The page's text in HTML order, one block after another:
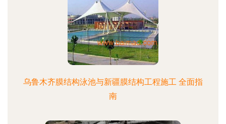
乌鲁木齐膜结构泳池与新疆膜结构工程施工 全面指
南